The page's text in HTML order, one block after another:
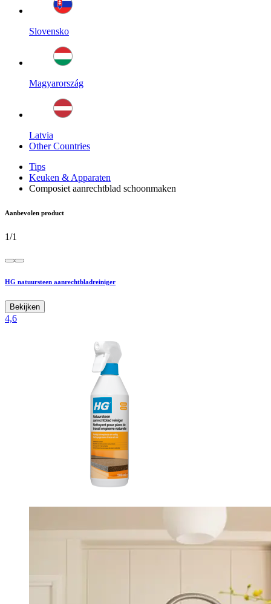
Slovensko
Magyarország
Latvia
Other Countries
Tips
Keuken & Apparaten
Composiet aanrechtblad schoonmaken
Aanbevolen product
1/1
HG natuursteen aanrechtbladreiniger
Bekijken
4,6